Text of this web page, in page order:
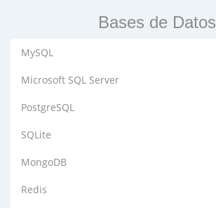
Bases de Datos
MySQL
Microsoft SQL Server
PostgreSQL
SQLite
MongoDB
Redis